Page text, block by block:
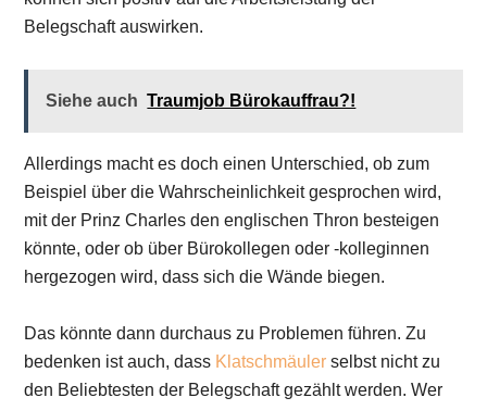
Belegschaft auswirken.
Siehe auch Traumjob Bürokauffrau?!
Allerdings macht es doch einen Unterschied, ob zum
Beispiel über die Wahrscheinlichkeit gesprochen wird,
mit der Prinz Charles den englischen Thron besteigen
könnte, oder ob über Bürokollegen oder -kolleginnen
hergezogen wird, dass sich die Wände biegen.
Das könnte dann durchaus zu Problemen führen. Zu
bedenken ist auch, dass Klatschmäuler selbst nicht zu
den Beliebtesten der Belegschaft gezählt werden. Wer